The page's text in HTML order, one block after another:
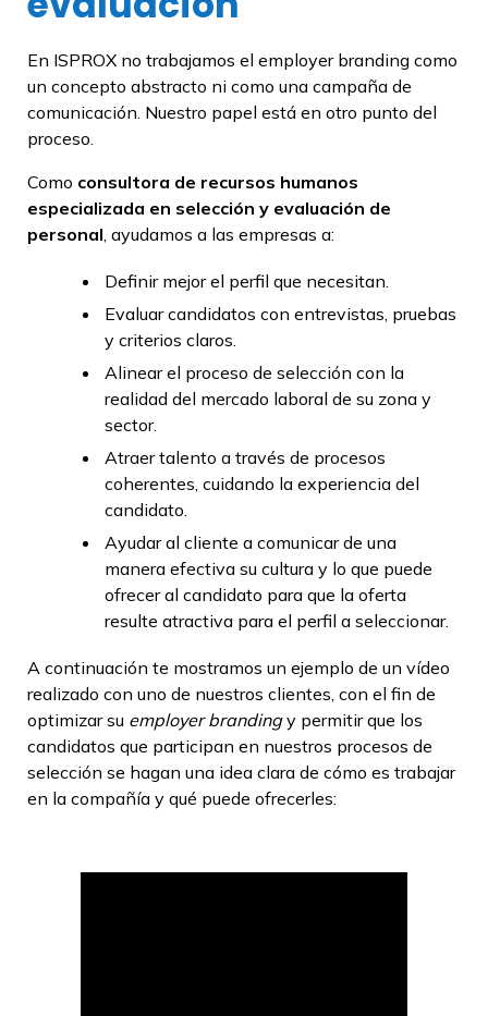
En ISPROX no trabajamos el employer branding como
un concepto abstracto ni como una campaña de
comunicación. Nuestro papel está en otro punto del
proceso.
Como consultora de recursos humanos
especializada en selección y evaluación de
personal , ayudamos a las empresas a:
Definir mejor el perfil que necesitan.
Evaluar candidatos con entrevistas, pruebas
y criterios claros.
Alinear el proceso de selección con la
realidad del mercado laboral de su zona y
sector.
Atraer talento a través de procesos
coherentes, cuidando la experiencia del
candidato.
Ayudar al cliente a comunicar de una
manera efectiva su cultura y lo que puede
ofrecer al candidato para que la oferta
resulte atractiva para el perfil a seleccionar.
A continuación te mostramos un ejemplo de un vídeo
realizado con uno de nuestros clientes, con el fin de
optimizar su employer brandingy permitir que los
candidatos que participan en nuestros procesos de
selección se hagan una idea clara de cómo es trabajar
en la compañía y qué puede ofrecerles: